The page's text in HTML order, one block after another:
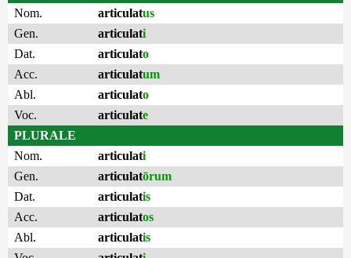
Nom.
articulatus
Gen.
articulati
Dat.
articulato
Acc.
articulatum
Abl.
articulato
Voc.
articulate
PLURALE
Nom.
articulati
Gen.
articulatōrum
Dat.
articulatis
Acc.
articulatos
Abl.
articulatis